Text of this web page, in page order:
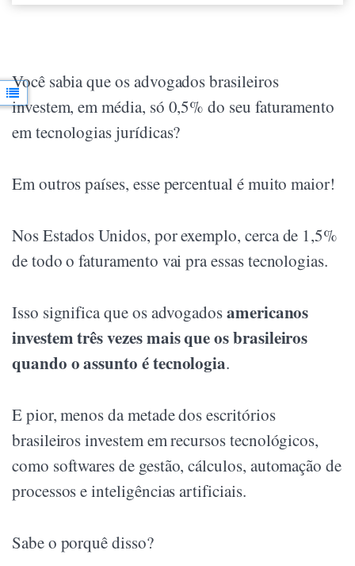
Você sabia que os advogados brasileiros
investem, em média, só 0,5% do seu faturamento
em tecnologias jurídicas?
Em outros países, esse percentual é muito maior!
Nos Estados Unidos, por exemplo, cerca de 1,5%
de todo o faturamento vai pra essas tecnologias.
Isso significa que os advogadosamericanos
investem três vezes mais que os brasileiros
quando o assunto é tecnologia.
E pior, menos da metade dos escritórios
brasileiros investem em recursos tecnológicos,
como softwares de gestão, cálculos, automação de
processos e inteligências artificiais.
Sabe o porquê disso?